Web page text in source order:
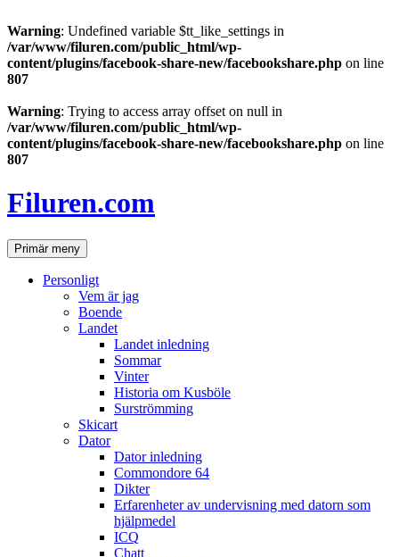
Warning: Undefined variable $tt_like_settings in
/var/www/filuren.com/public_html/wp-
content/plugins/facebook-share-new/facebookshare.php on line
807
Warning: Trying to access array offset on null in
/var/www/filuren.com/public_html/wp-
content/plugins/facebook-share-new/facebookshare.php on line
807
till
innehåll
Filuren.com
SökPrimär meny
Personligt
Vem är jag
Boende
Landet
Landet inledning
Sommar
Vinter
Historia om Kusböle
Surströmming
Skicart
Dator
Dator inledning
Commondore 64
Dikter
Erfarenheter av undervisning med datorn som
hjälpmedel
ICQ
Chatt